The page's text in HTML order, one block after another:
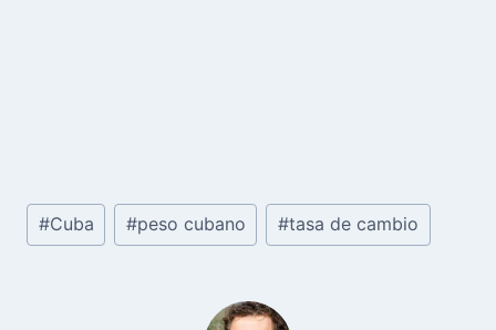
Etiquetas
de
#Cuba #peso cubano #tasa de cambio